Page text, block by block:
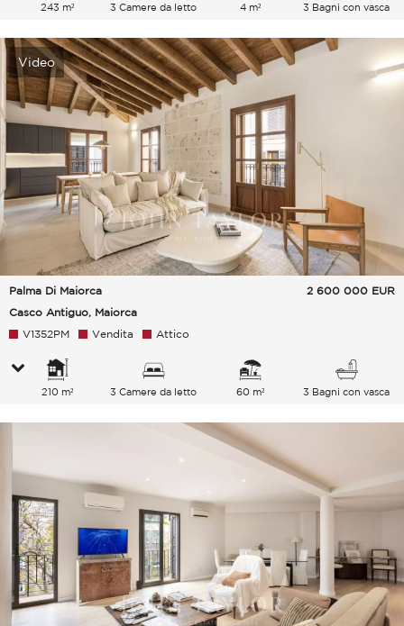
243 m² 3 Camere da letto 4 m² 3 Bagni con vasca
Video
Palma Di Maiorca
Casco Antiguo, Maiorca
2 600 000 EUR
V1352PM Vendita Attico
210 m² 3 Camere da letto 60 m² 3 Bagni con vasca